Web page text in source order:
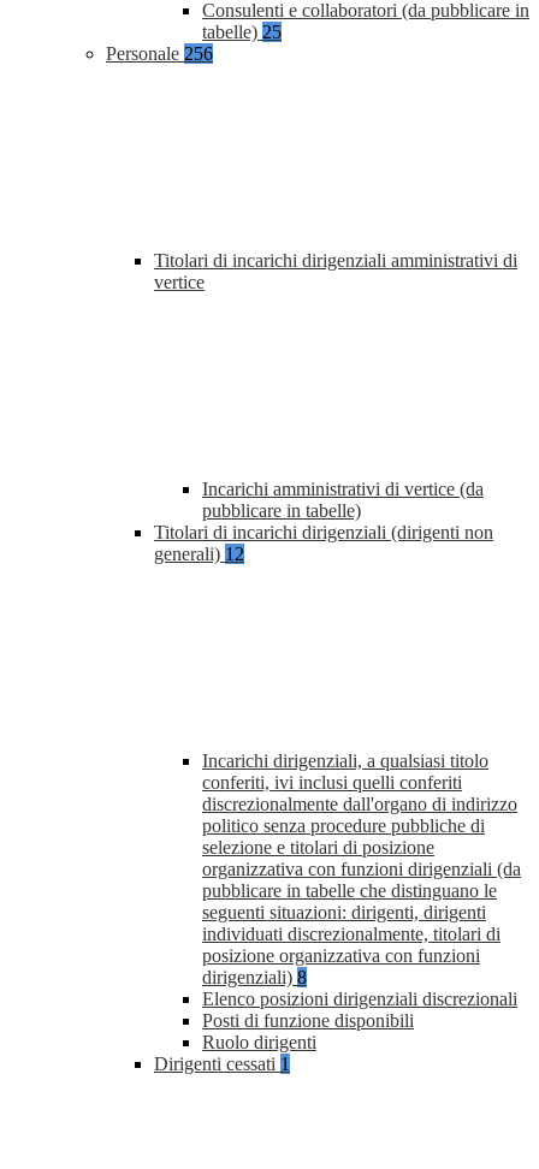
Consulenti e collaboratori (da pubblicare in
tabelle) 25
Personale 256
Titolari di incarichi dirigenziali amministrativi di
vertice
Incarichi amministrativi di vertice (da
pubblicare in tabelle)
Titolari di incarichi dirigenziali (dirigenti non
generali) 12
Incarichi dirigenziali, a qualsiasi titolo
conferiti, ivi inclusi quelli conferiti
discrezionalmente dall'organo di indirizzo
politico senza procedure pubbliche di
selezione e titolari di posizione
organizzativa con funzioni dirigenziali (da
pubblicare in tabelle che distinguano le
seguenti situazioni: dirigenti, dirigenti
individuati discrezionalmente, titolari di
posizione organizzativa con funzioni
dirigenziali) 8
Elenco posizioni dirigenziali discrezionali
Posti di funzione disponibili
Ruolo dirigenti
Dirigenti cessati 1